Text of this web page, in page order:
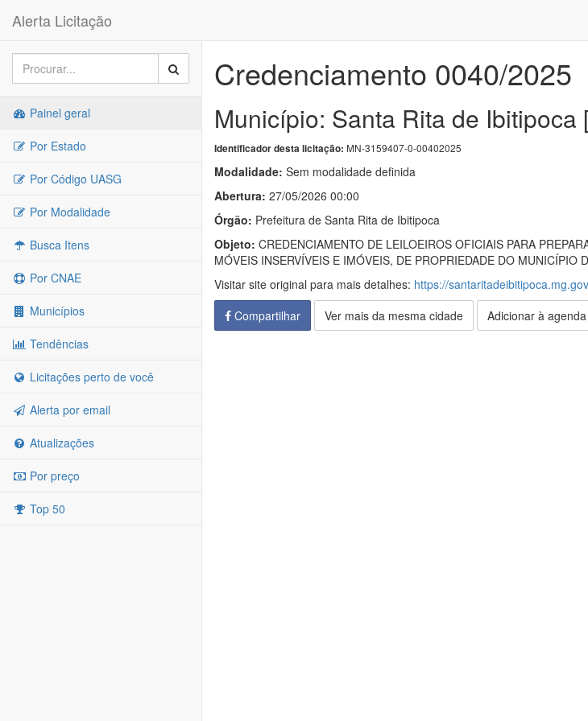
Alerta Licitação
Painel geral
Por Estado
Por Código UASG
Por Modalidade
Busca Itens
Por CNAE
Municípios
Tendências
Licitações perto de você
Alerta por email
Atualizações
Por preço
Top 50
Credenciamento 0040/2025
Município: Santa Rita de Ibitipoca
Identificador desta licitação: MN-3159407-0-00402025
Modalidade: Sem modalidade definida
Abertura: 27/05/2026 00:00
Órgão: Prefeitura de Santa Rita de Ibitipoca
Objeto: CREDENCIAMENTO DE LEILOEIROS OFICIAIS PARA
MÓVEIS INSERVÍVEIS E IMÓVEIS, DE PROPRIEDADE DO
Visitar site original para mais detalhes: https://
Compartilhar
Ver mais da mesma cidade Adicionar à agenda